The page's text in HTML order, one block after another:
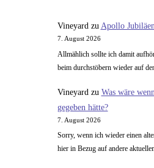
Vineyardzu Apollo
7. August 2026
Allmählich sollte ich damit
beim durchstöbern wieder auf
Vineyard zu Was wäre
gegeben hätte?
7. August 2026
Sorry, wenn ich wieder einen
hier in Bezug auf andere